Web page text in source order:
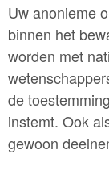
Uw anonieme
binnen het
worden met
de
instemt. Ook
gewoon